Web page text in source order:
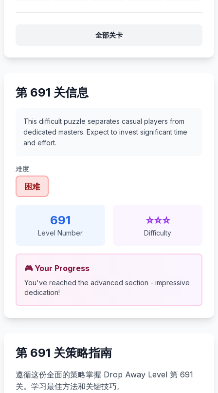
全部关卡
第 691 关信息
This difficult puzzle separates casual players from
dedicated masters. Expect to invest significant time
and effort.
难度
困难
691
Level Number
⭐⭐⭐
Difficulty
🎮 Your Progress
You've reached the advanced section - impressive
dedication!
第 691 关策略指南
遵循这份全面的策略掌握 Drop Away Level 第 691
关。学习最佳方法和关键技巧。